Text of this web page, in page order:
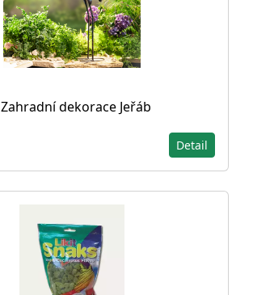
Zahradní dekorace Jeřáb
Detail